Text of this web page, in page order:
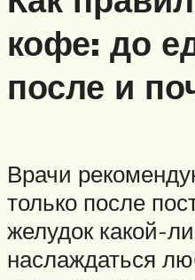
кофе: до
после и
Врачи
только после
желудок какой-
наслаждаться